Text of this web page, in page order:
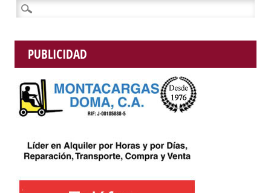
Buscar:
PUBLICIDAD